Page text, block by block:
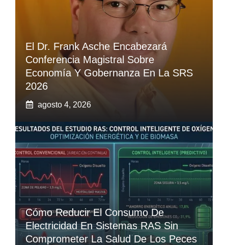
El Dr. Frank Asche Encabezará
Conferencia Magistral Sobre
Economía Y Gobernanza En La SRS
2026
agosto 4, 2026
Cómo Reducir El Consumo De
Electricidad En Sistemas RAS Sin
Comprometer La Salud De Los Peces